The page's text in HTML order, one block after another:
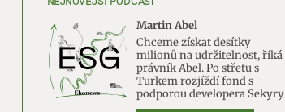
Martin Abel
Chceme získat desítky
milionů na udržitelnost, říká
právník Abel. Po střetu s
Turkem rozjíždí fond s
podporou developera Sekyry